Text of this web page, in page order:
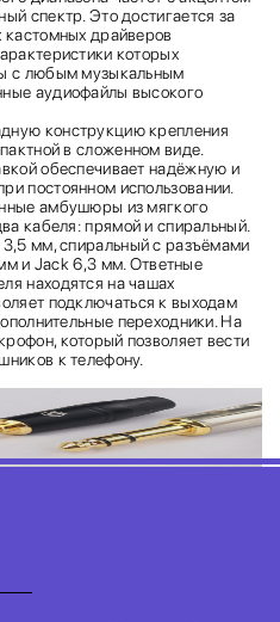
спектр. Это достигается за
кастомных драйверов
которых
с любым музыкальным
аудиофайлы высокого
конструкцию крепления
в сложенном виде.
обеспечивает надёжную и
постоянном использовании.
амбушюры из мягкого
кабеля: прямой и спиральный.
мм, спиральный с разъёмами
и Jack 6,3 мм. Ответные
находятся на чашах
подключаться к выходам
переходники. На
который позволяет вести
к телефону.